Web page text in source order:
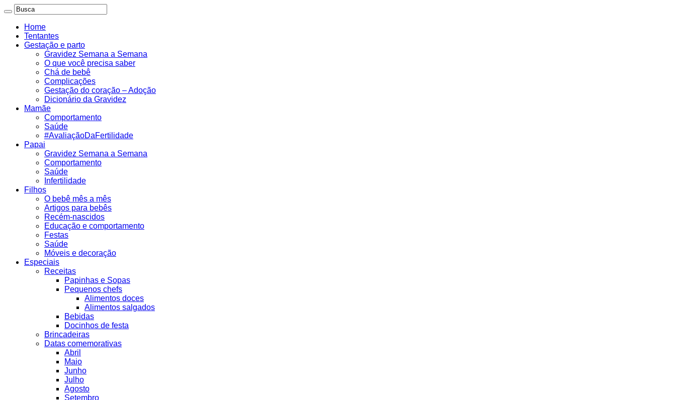
Home
Tentantes
Gestação e parto
Gravidez Semana a Semana
O que você precisa saber
Chá de bebê
Complicações
Gestação do coração – Adoção
Dicionário da Gravidez
Mamãe
Comportamento
Saúde
#AvaliaçãoDaFertilidade
Papai
Gravidez Semana a Semana
Comportamento
Saúde
Infertilidade
Filhos
O bebê mês a mês
Artigos para bebês
Recém-nascidos
Educação e comportamento
Festas
Saúde
Móveis e decoração
Especiais
Receitas
Papinhas e Sopas
Pequenos chefs
Alimentos doces
Alimentos salgados
Bebidas
Docinhos de festa
Brincadeiras
Datas comemorativas
Abril
Maio
Junho
Julho
Agosto
Setembro